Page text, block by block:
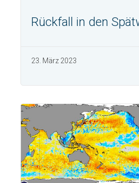
Rückfall in den
23. März 2023